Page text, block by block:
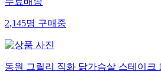
무료배송
2,145명구매중
동원 그릴리 직화 닭가슴살 스테이크